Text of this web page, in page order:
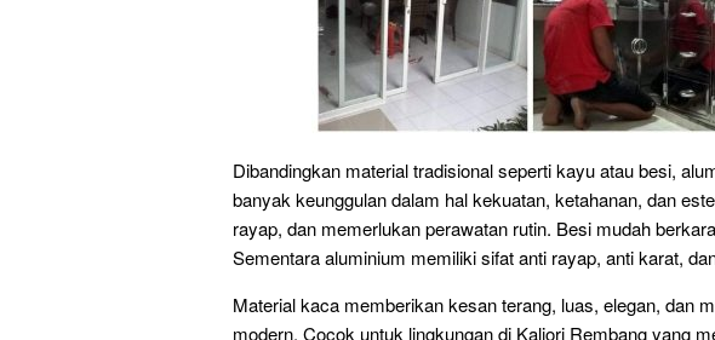
Dibandingkan material tradisional seperti kayu atau besi,
banyak keunggulan dalam hal kekuatan, ketahanan, dan
rayap, dan memerlukan perawatan rutin. Besi mudah
Sementara aluminium memiliki sifat anti rayap, anti karat,
Material kaca memberikan kesan terang, luas, elegan, dan
modern. Cocok untuk lingkungan di Kaliori Rembang yang